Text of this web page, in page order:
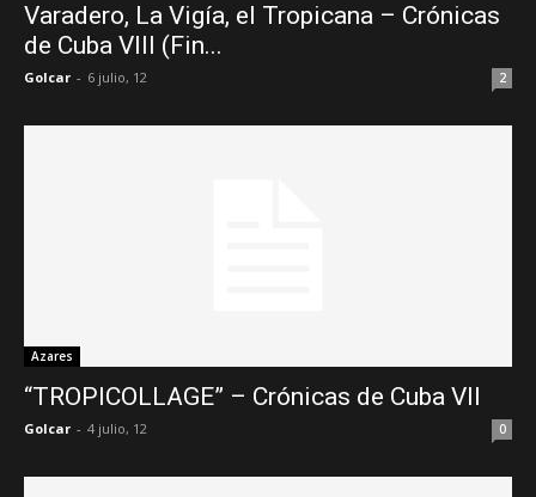
Varadero, La Vigía, el Tropicana – Crónicas
de Cuba VIII (Fin...
Golcar - 6 julio, 12 2
Azares
“TROPICOLLAGE” – Crónicas de Cuba VII
Golcar - 4 julio, 12 0